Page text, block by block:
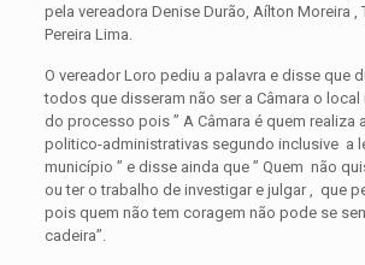
pela vereadora Denise Durão, Aílton Moreira ,
Pereira Lima.
O vereador Loro pediu a palavra e disse que
todos que disseram não ser a Câmara o
do processo pois ” A Câmara é quem realiza
politico-administrativas segundo inclusive a
município ” e disse ainda que ” Quem não
ou ter o trabalho de investigar e julgar , que
pois quem não tem coragem não pode se
cadeira”.